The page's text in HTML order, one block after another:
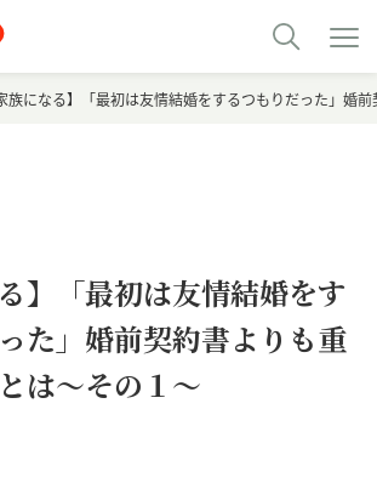
家族になる】「最初は友情結婚をするつもりだった」婚
】「最初は友情結婚をす
た」婚前契約書よりも重
は～その１～